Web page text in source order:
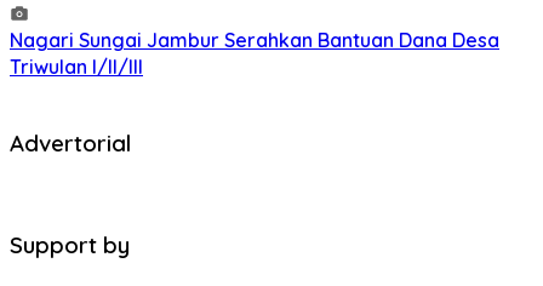
Nagari Sungai Jambur Serahkan Bantuan Dana Desa
Triwulan I/II/III
Advertorial
Support by